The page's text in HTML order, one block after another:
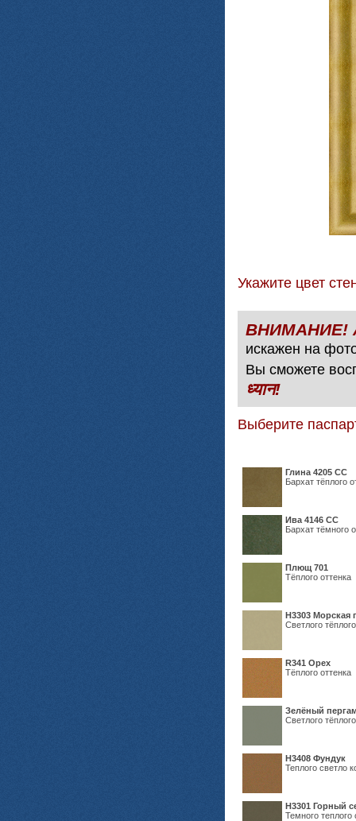
Укажите цвет
искажен на
Вы сможете
ध्यान!
Выберите
Глина 4205 СС
Бархат тёплого
Ива 4146 СС
Бархат тёмного
Плющ 701
Тёплого оттенка
H3303 Морская
Светлого
R341 Орех
Тёплого оттенка
Зелёный
Светлого
Н3408 Фундук
Теплого светло
Н3301 Горный
Темного теплого